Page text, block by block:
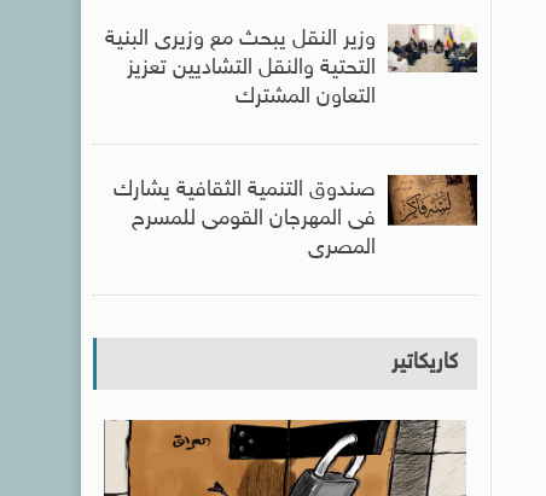
وزير النقل يبحث مع وزيرى البنية
التحتية والنقل التشاديين تعزيز
التعاون المشترك
صندوق التنمية الثقافية يشارك
فى المهرجان القومى للمسرح
المصرى
كاريكاتير